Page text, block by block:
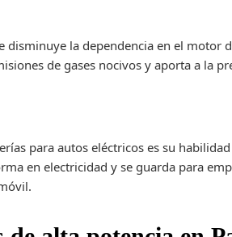
disminuye la dependencia en el motor
de gases nocivos y aporta a la
para autos eléctricos es su
en electricidad y se guarda para